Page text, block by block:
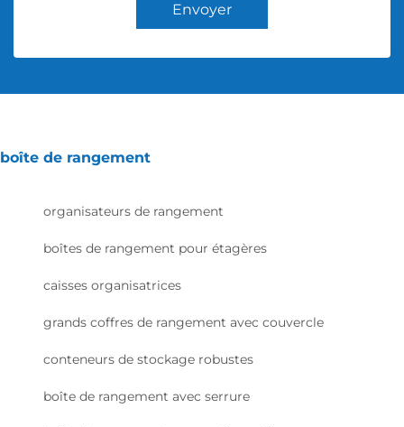
Envoyer
boîte de rangement
organisateurs de rangement
boîtes de rangement pour étagères
caisses organisatrices
grands coffres de rangement avec couvercle
conteneurs de stockage robustes
boîte de rangement avec serrure